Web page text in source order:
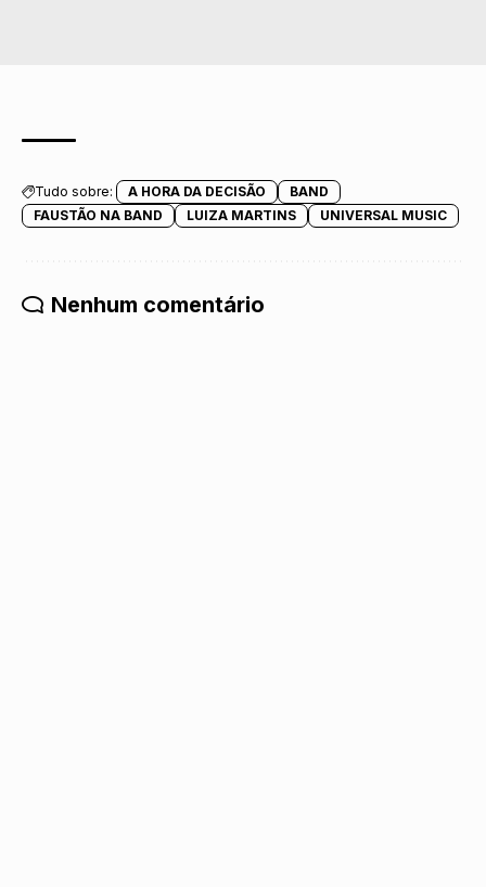
Tudo sobre: A HORA DA DECISÃO
BAND
FAUSTÃO NA BAND
LUIZA MARTINS UNIVERSAL MUSIC
Nenhum comentário